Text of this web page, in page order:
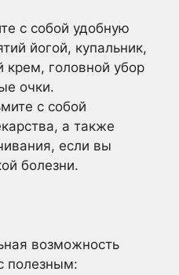
с собой удобную
йогой, купальник,
крем, головной убор
очки.
с собой
а также
если вы
болезни.
возможность
полезным: